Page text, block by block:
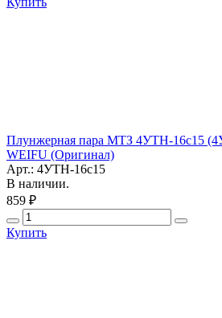
Плунжерная пара МТЗ 4УТН-16с15
WEIFU (Оригинал)
Арт.: 4УТН-16с15
В наличии.
859 ₽
Купить